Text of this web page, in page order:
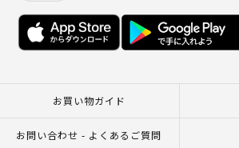
お買い物ガイド
お問い合わせ - よくあるご質問